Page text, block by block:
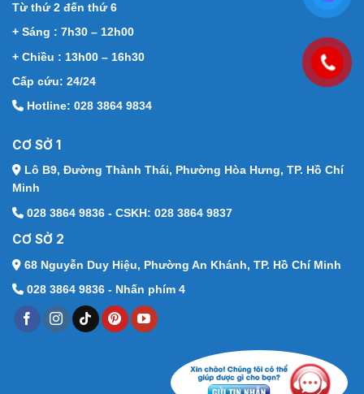
Từ thứ 2 đến thứ 6
+ Sáng : 7h30 – 12h00
+ Chiều : 13h00 – 16h30
Cấp cứu: 24/24
Hotline: 028 3864 9834
CƠ SỞ 1
Lô B9, Đường Thành Thái, Phường Hòa Hưng, TP. Hồ Chí
Minh
028 3864 9836 - CSKH: 028 3864 9837
CƠ SỞ 2
68 Nguyễn Duy Hiệu, Phường An Khánh, TP. Hồ Chí Minh
028 3864 9836 - Nhấn phím 4